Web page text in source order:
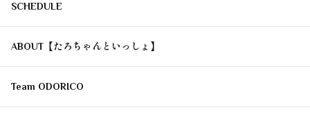
SCHEDULE
ABOUT【たろちゃんといっしょ】
Team ODORICO